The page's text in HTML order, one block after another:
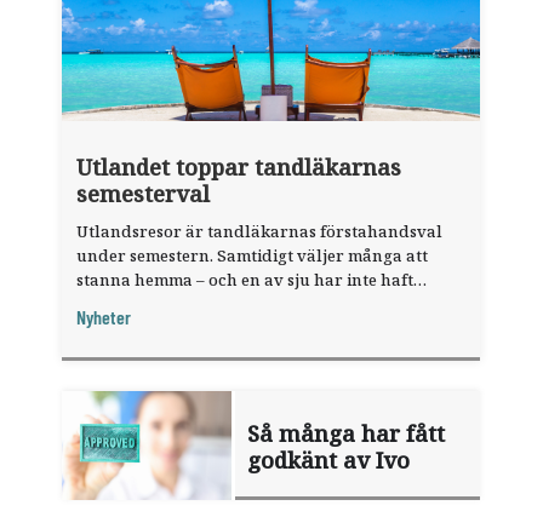
Utlandet toppar tandläkarnas
semesterval
Utlandsresor är tandläkarnas förstahandsval
under semestern. Samtidigt väljer många att
stanna hemma – och en av sju har inte haft
fråga".
Nyheter
Så många har fått
godkänt av Ivo